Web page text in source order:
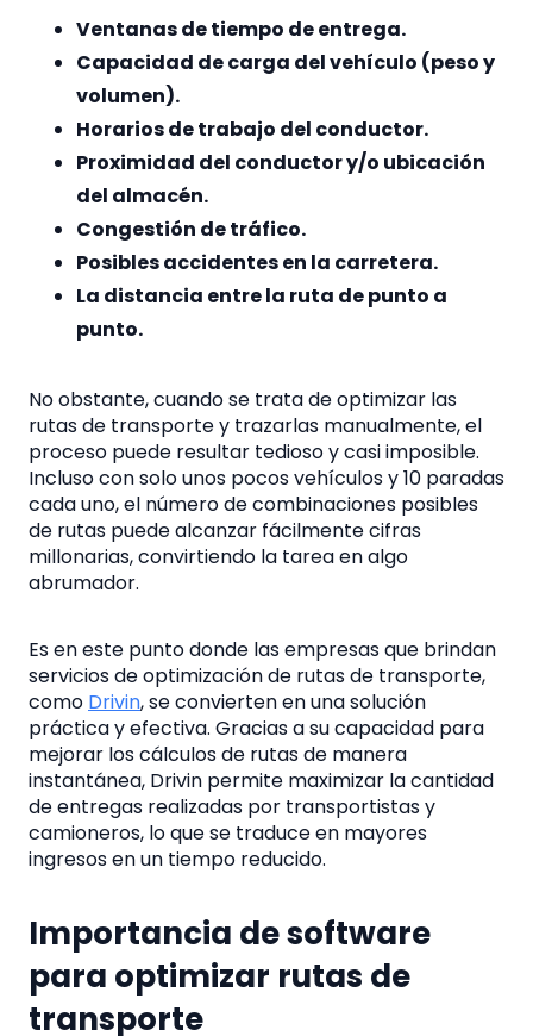
Ventanas de tiempo de entrega.
Capacidad de carga del vehículo (peso y
volumen).
Horarios de trabajo del conductor.
Proximidad del conductor y/o ubicación
del almacén.
Congestión de tráfico.
Posibles accidentes en la carretera.
La distancia entre la ruta de punto a
punto.
No obstante, cuando se trata de optimizar las
rutas de transporte y trazarlas manualmente, el
proceso puede resultar tedioso y casi imposible.
Incluso con solo unos pocos vehículos y 10 paradas
cada uno, el número de combinaciones posibles
de rutas puede alcanzar fácilmente cifras
millonarias, convirtiendo la tarea en algo
abrumador.
Es en este punto donde las empresas que brindan
servicios de optimización de rutas de transporte,
como Drivin, se convierten en una solución
práctica y efectiva. Gracias a su capacidad para
mejorar los cálculos de rutas de manera
instantánea, Drivin permite maximizar la cantidad
de entregas realizadas por transportistas y
camioneros, lo que se traduce en mayores
ingresos en un tiempo reducido.
Importancia de software
para optimizar rutas de
transporte